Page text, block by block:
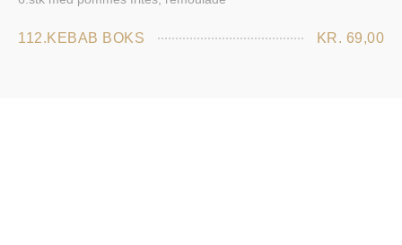
112.KEBAB BOKS KR. 69,00